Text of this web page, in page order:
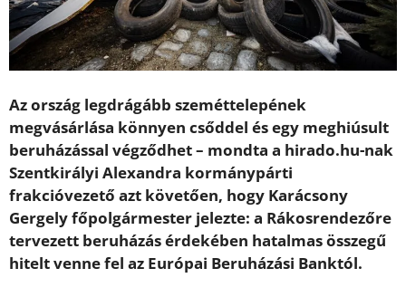
Az ország legdrágább szeméttelepének
megvásárlása könnyen csőddel és egy meghiúsult
beruházással végződhet – mondta a hirado.hu-nak
Szentkirályi Alexandra kormánypárti
frakcióvezető azt követően, hogy Karácsony
Gergely főpolgármester jelezte: a Rákosrendezőre
tervezett beruházás érdekében hatalmas összegű
hitelt venne fel az Európai Beruházási Banktól.